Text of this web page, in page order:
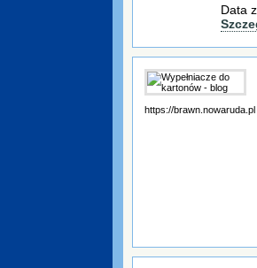
Data
https://brawn.nowaruda.pl